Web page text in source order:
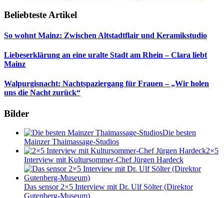
Beliebteste Artikel
So wohnt Mainz: Zwischen Altstadtflair und Keramikstudio
Liebeserklärung an eine uralte Stadt am Rhein – Clara liebt
Mainz
Walpurgisnacht: Nachtspaziergang für Frauen – „Wir holen
uns die Nacht zurück“
Bilder
Die besten
Mainzer Thaimassage-Studios
2×5
Interview mit Kultursommer-Chef Jürgen Hardeck
Das sensor 2×5 Interview mit Dr. Ulf Sölter (Direktor
Gutenberg-Museum)